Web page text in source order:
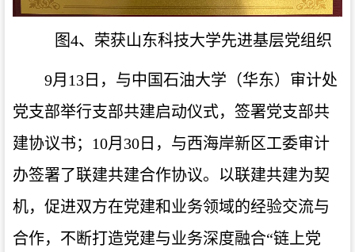
图4、荣获山东科技大学先进基层党组织
9月13日，与中国石油大学（华东）审计处
党支部举行支部共建启动仪式，签署党支部共
建协议书；10月30日，与西海岸新区工委审计
办签署了联建共建合作协议。以联建共建为契
机，促进双方在党建和业务领域的经验交流与
合作，不断打造党建与业务深度融合“链上党